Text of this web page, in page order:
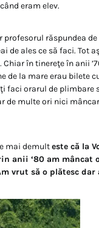
eram elev.
profesorul răspundea
de ales ce să faci. Tot
în tinereţe în anii
de la mare erau bilete
faci orarul de plimbare
de multe ori nici
mai demulteste că la
anii ‘80 am mâncat
vrut să o plătesc dar